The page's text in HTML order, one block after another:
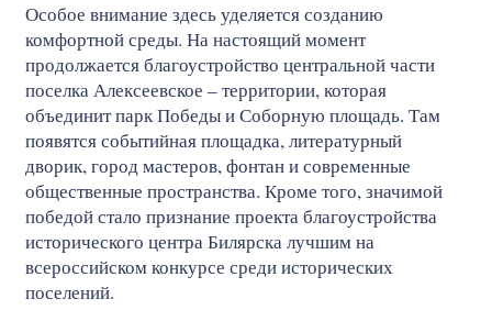
Особое внимание здесь уделяется созданию
комфортной среды. На настоящий момент
продолжается благоустройство центральной части
поселка Алексеевское – территории, которая
объединит парк Победы и Соборную площадь. Там
появятся событийная площадка, литературный
дворик, город мастеров, фонтан и современные
общественные пространства. Кроме того, значимой
победой стало признание проекта благоустройства
исторического центра Билярска лучшим на
всероссийском конкурсе среди исторических
поселений.